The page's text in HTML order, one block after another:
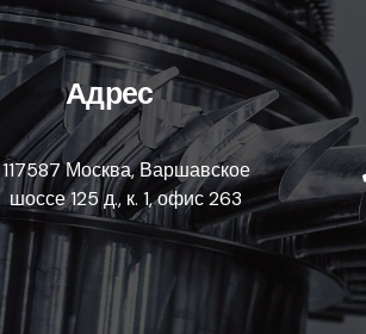
Адрес
117587 Москва, Варшавское
шоссе 125 д., к. 1, офис 263